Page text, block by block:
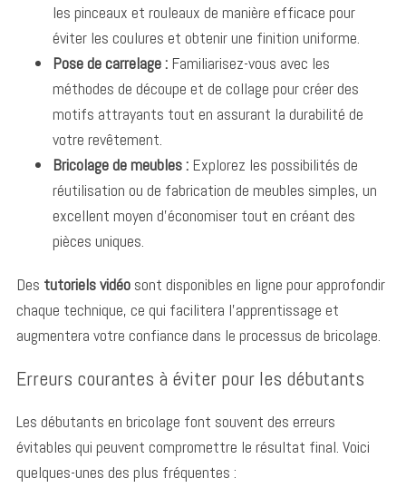
les pinceaux et rouleaux de manière efficace pour
éviter les coulures et obtenir une finition uniforme.
Pose de carrelage :Familiarisez-vous avec les
méthodes de découpe et de collage pour créer des
motifs attrayants tout en assurant la durabilité de
votre revêtement.
Bricolage de meubles :Explorez les possibilités de
réutilisation ou de fabrication de meubles simples, un
excellent moyen d’économiser tout en créant des
pièces uniques.
Des tutoriels vidéosont disponibles en ligne pour approfondir
chaque technique, ce qui facilitera l’apprentissage et
augmentera votre confiance dans le processus de bricolage.
Erreurs courantes à éviter pour les débutants
Les débutants en bricolage font souvent des erreurs
évitables qui peuvent compromettre le résultat final. Voici
quelques-unes des plus fréquentes :